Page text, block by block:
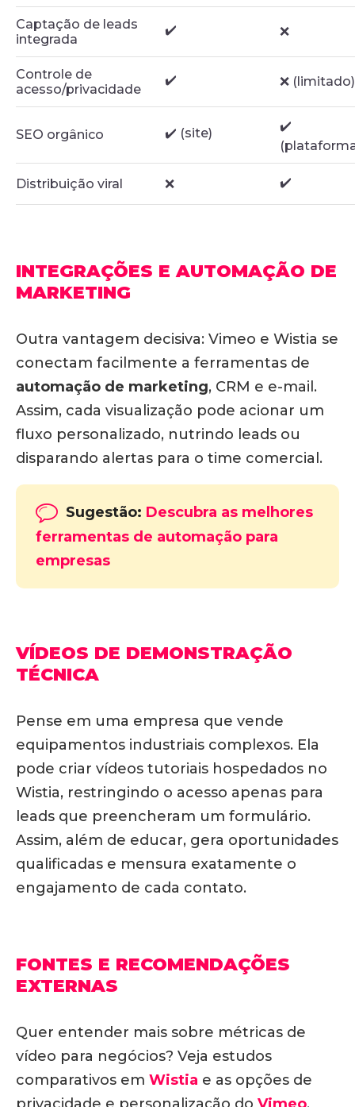
Captação de leads
integrada
✔️ ❌
Controle de
acesso/privacidade
✔️ ❌ (limitado)
SEO orgânico ✔️ (site)
✔️
Distribuição viral ❌ ✔️
INTEGRAÇÕES E AUTOMAÇÃO DE
MARKETING
Outra vantagem decisiva: Vimeo e Wistia se
conectam facilmente a ferramentas de
automação de marketing, CRM e e-mail .
Assim, cada visualização pode acionar um
fluxo personalizado, nutrindo leads ou
disparando alertas para o time comercial.
Sugestão: Descubra as melhores
ferramentas de automação para
empresas
VÍDEOS DE DEMONSTRAÇÃO
TÉCNICA
Pense em uma empresa que vende
equipamentos industriais complexos. Ela
pode criar vídeos tutoriais hospedados no
Wistia, restringindo o acesso apenas para
leads que preencheram um formulário.
Assim, além de educar, gera oportunidades
qualificadas e mensura exatamente o
engajamento de cada contato.
FONTES E RECOMENDAÇÕES
EXTERNAS
Quer entender mais sobre métricas de
vídeo para negócios? Veja estudos
comparativos em Wistia e as opções de